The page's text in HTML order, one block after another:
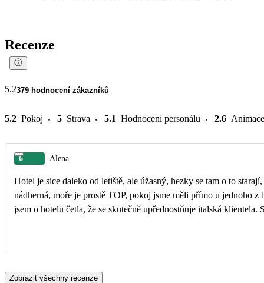
Recenze
5.2379 hodnocení zákazníků
5.2 Pokoj 5 Strava 5.1 Hodnocení personálu 2.6 Animace
6 Alena
Hotel je sice daleko od letiště, ale úžasný, hezky se tam o to
nádherná, moře je prostě TOP, pokoj jsme měli přímo u jednoho
jsem o hotelu četla, že se skutečně upřednostňuje italská
Zobrazit všechny recenze